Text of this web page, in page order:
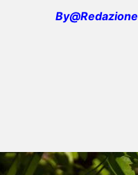
By@Redazione